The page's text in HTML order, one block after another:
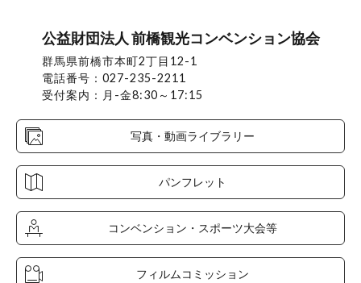
公益財団法人 前橋観光コンベンション協会
群馬県前橋市本町2丁目12-1
電話番号：027-235-2211
受付案内：月-金8:30～17:15
写真・動画ライブラリー
パンフレット
コンベンション・スポーツ大会等
フィルムコミッション